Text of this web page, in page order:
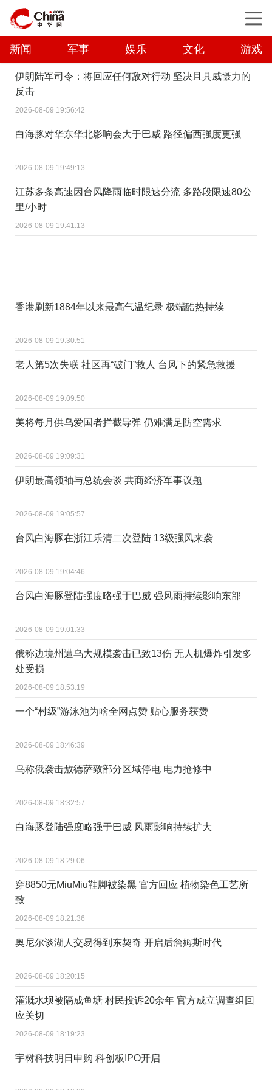
新闻 军事 娱乐 文化 游戏
伊朗陆军司令：将回应任何敌对行动 坚决且具威慑力的
反击
2026-08-09 19:56:42
白海豚对华东华北影响会大于巴威 路径偏西强度更强
2026-08-09 19:49:13
江苏多条高速因台风降雨临时限速分流 多路段限速80公
里/小时
2026-08-09 19:41:13
香港刷新1884年以来最高气温纪录 极端酷热持续
2026-08-09 19:30:51
老人第5次失联 社区再“破门”救人 台风下的紧急救援
2026-08-09 19:09:50
美将每月供乌爱国者拦截导弹 仍难满足防空需求
2026-08-09 19:09:31
伊朗最高领袖与总统会谈 共商经济军事议题
2026-08-09 19:05:57
台风白海豚在浙江乐清二次登陆 13级强风来袭
2026-08-09 19:04:46
台风白海豚登陆强度略强于巴威 强风雨持续影响东部
2026-08-09 19:01:33
俄称边境州遭乌大规模袭击已致13伤 无人机爆炸引发多
处受损
2026-08-09 18:53:19
一个“村级”游泳池为啥全网点赞 贴心服务获赞
2026-08-09 18:46:39
乌称俄袭击敖德萨致部分区域停电 电力抢修中
2026-08-09 18:32:57
白海豚登陆强度略强于巴威 风雨影响持续扩大
2026-08-09 18:29:06
穿8850元MiuMiu鞋脚被染黑 官方回应 植物染色工艺所
致
2026-08-09 18:21:36
奥尼尔谈湖人交易得到东契奇 开启后詹姆斯时代
2026-08-09 18:20:15
灌溉水坝被隔成鱼塘 村民投诉20余年 官方成立调查组回
应关切
2026-08-09 18:19:23
宇树科技明日申购 科创板IPO开启